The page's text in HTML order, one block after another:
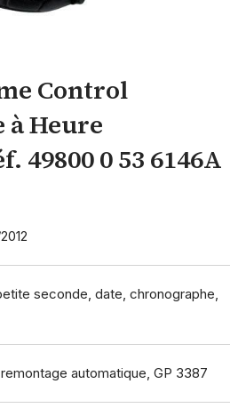
Control
à Heure
49800 0 53 6146A
seconde, date, chronographe,
automatique, GP 3387